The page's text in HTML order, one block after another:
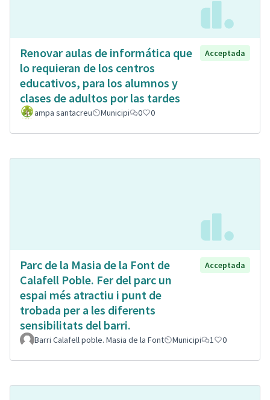
Renovar aulas de informática que
lo requieran de los centros
educativos, para los alumnos y
clases de adultos por las tardes
Acceptada
ampa santacreu Municipi 0 0
Parc de la Masia de la Font de
Calafell Poble. Fer del parc un
espai més atractiu i punt de
trobada per a les diferents
sensibilitats del barri.
Acceptada
Barri Calafell poble. Masia de la Font Municipi 1 0